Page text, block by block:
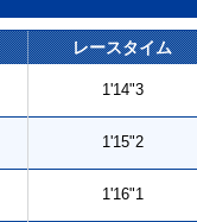
レースタイム
1'14"3
1'15"2
1'16"1